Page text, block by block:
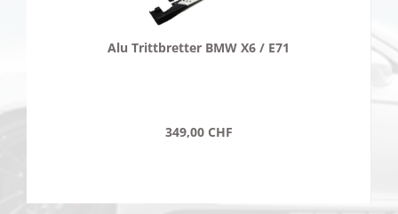
Alu Trittbretter BMW X6 / E71
349,00 CHF